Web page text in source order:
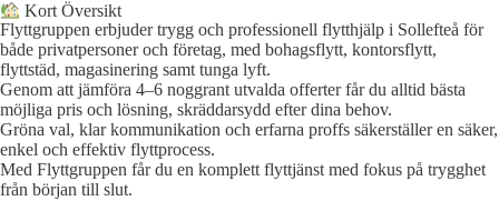
Kort Översikt
Flyttgruppen erbjuder trygg och professionell flytthjälp i Sollefteå för
både privatpersoner och företag, med bohagsflytt, kontorsflytt,
flyttstäd, magasinering samt tunga lyft.
Genom att jämföra 4–6 noggrant utvalda offerter får du alltid bästa
möjliga pris och lösning, skräddarsydd efter dina behov.
Gröna val, klar kommunikation och erfarna proffs säkerställer en säker,
enkel och effektiv flyttprocess.
Med Flyttgruppen får du en komplett flyttjänst med fokus på trygghet
från början till slut.